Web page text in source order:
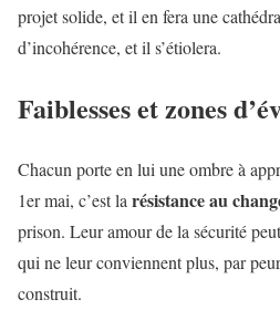
projet solide, et il en fera une
d’incohérence, et il s’étiolera.
Faiblesses et zones
Chacun porte en lui une ombre à
1er mai, c’est la résistance au
prison. Leur amour de la sécurité
qui ne leur conviennent plus, par
construit.